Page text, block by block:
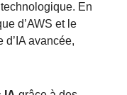
En
d’AWS et le
d’IA avancée,